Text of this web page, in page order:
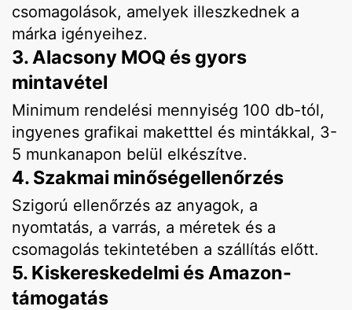
csomagolások, amelyek illeszkednek a
márka igényeihez.
3. Alacsony MOQ és gyors
mintavétel
Minimum rendelési mennyiség 100 db-tól,
ingyenes grafikai maketttel és mintákkal, 3-
5 munkanapon belül elkészítve.
4. Szakmai minőségellenőrzés
Szigorú ellenőrzés az anyagok, a
nyomtatás, a varrás, a méretek és a
csomagolás tekintetében a szállítás előtt.
5. Kiskereskedelmi és Amazon-
támogatás